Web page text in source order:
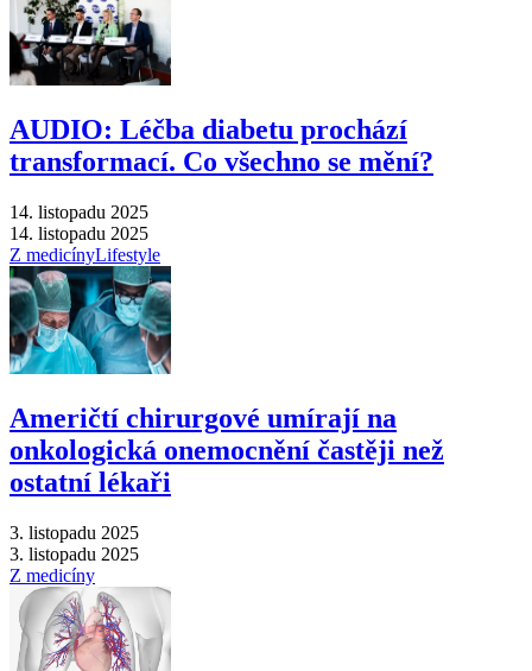
AUDIO: Léčba diabetu prochází
transformací. Co všechno se mění?
14. listopadu 2025
14. listopadu 2025
Z medicínyLifestyle
Američtí chirurgové umírají na
onkologická onemocnění častěji než
ostatní lékaři
3. listopadu 2025
3. listopadu 2025
Z medicíny